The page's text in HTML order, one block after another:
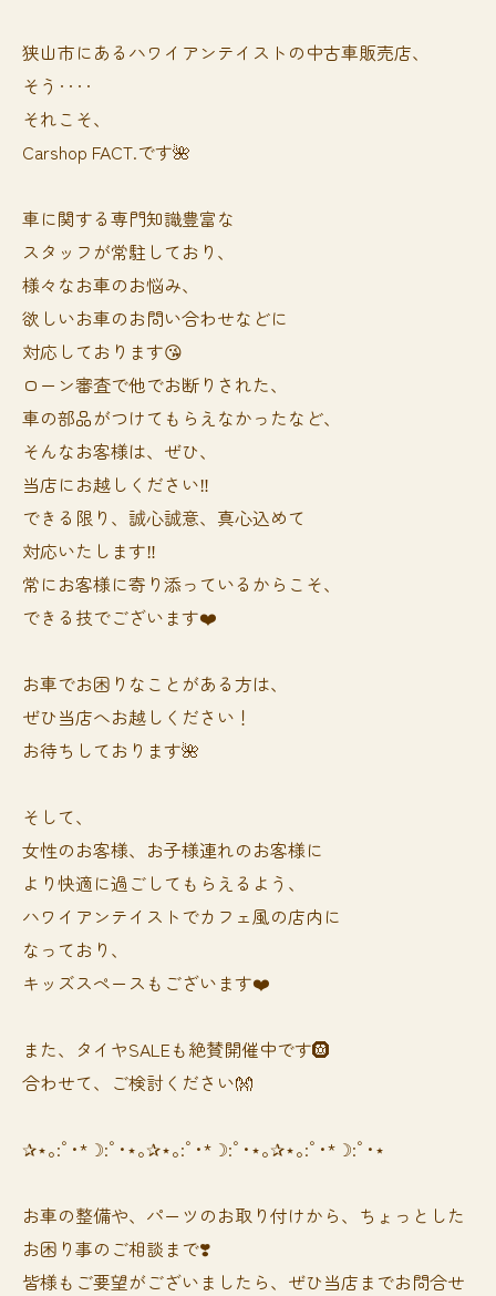
狭山市にあるハワイアンテイストの中古車販売店、
そう‥‥
それこそ、
Carshop FACT.です🌺
車に関する専門知識豊富な
スタッフが常駐しており、
様々なお車のお悩み、
欲しいお車のお問い合わせなどに
対応しております😘
ローン審査で他でお断りされた、
車の部品がつけてもらえなかったなど、
そんなお客様は、ぜひ、
当店にお越しください‼️
できる限り、誠心誠意、真心込めて
対応いたします‼️
常にお客様に寄り添っているからこそ、
できる技でございます❤️
お車でお困りなことがある方は、
ぜひ当店へお越しください！
お待ちしております🌺
そして、
女性のお客様、お子様連れのお客様に
より快適に過ごしてもらえるよう、
ハワイアンテイストでカフェ風の店内に
なっており、
キッズスペースもございます❤️
また、タイヤSALEも絶賛開催中です🛞
合わせて、ご検討ください👐
✰⋆｡:ﾟ･*☽:ﾟ･⋆｡✰⋆｡:ﾟ･*☽:ﾟ･⋆｡✰⋆｡:ﾟ･*☽:ﾟ･⋆
お車の整備や、パーツのお取り付けから、ちょっとした
お困り事のご相談まで❣️
皆様もご要望がございましたら、ぜひ当店までお問合せ